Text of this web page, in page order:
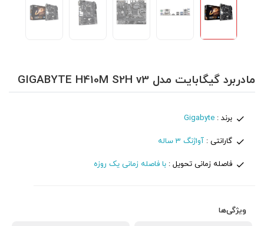
مادربرد گیگابایت مدل GIGABYTE H410M S2H v3
برند :Gigabyte
گارانتی :آواژنگ 3 ساله
فاصله زمانی تحویل : با فاصله زمانی یک روزه
ویژگی‌ها